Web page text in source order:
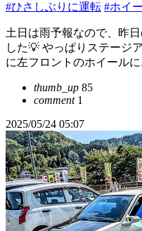
#ひさしぶりに運転 #ホイ
土日は雨予報なので、昨
した💡 やっぱりステージ
に左フロントのホイール
thumb_up 85
comment1
2025/05/24 05:07